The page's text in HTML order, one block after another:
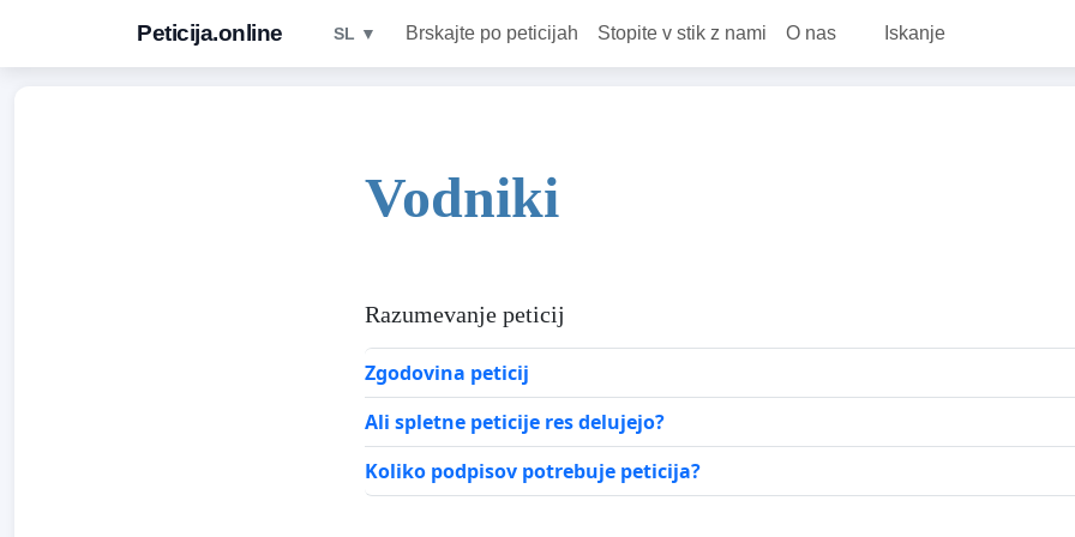
Peticija.online SL ▼ Brskajte po peticijah Stopite v stik z nami O nas Iskanje
Vodniki
Razumevanje peticij
Zgodovina peticij
Ali spletne peticije res delujejo?
Koliko podpisov potrebuje peticija?